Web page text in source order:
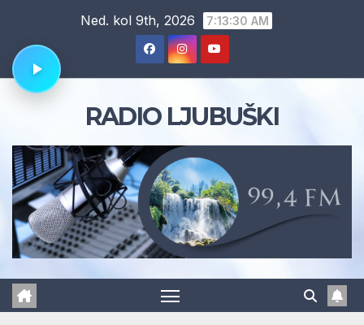
content
Ned. kol 9th, 2026 7:13:31 AM
RADIO LJUBUŠKI